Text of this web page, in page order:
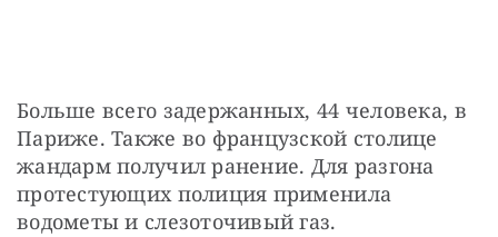
Больше всего задержанных, 44 человека, в
Париже. Также во французской столице
жандарм получил ранение. Для разгона
протестующих полиция применила
водометы и слезоточивый газ.